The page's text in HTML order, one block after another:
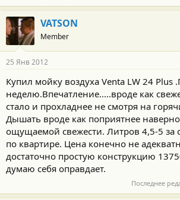
VATSON
Member
25 Янв 2012
Купил мойку воздуха Venta LW 24 Plus
неделю.Впечатление.....вроде как
стало и прохладнее не смотря на
Дышать вроде как поприятнее
ощущаемой свежести. Литров 4,5-5 за
по квартире. Цена конечно не
достаточно простую конструкцию
думаю себя оправдает.
Последнее